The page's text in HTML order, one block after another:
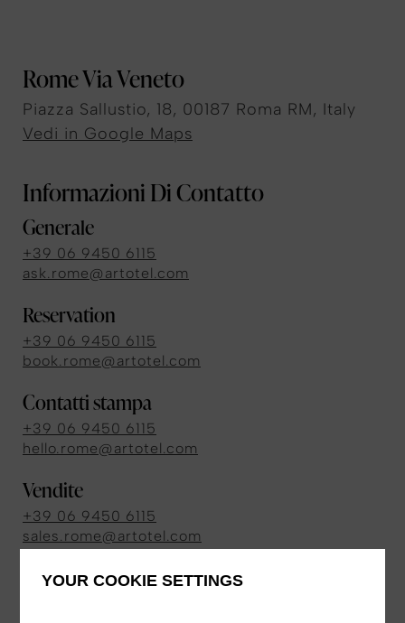
Rome Via Veneto
Piazza Sallustio, 18, 00187 Roma RM, Italy
Vedi in Google Maps
Informazioni Di Contatto
Generale
+39 06 9450 6115
ask.rome@artotel.com
Reservation
+39 06 9450 6115
book.rome@artotel.com
Contatti stampa
+39 06 9450 6115
hello.rome@artotel.com
Vendite
+39 06 9450 6115
sales.rome@artotel.com
Events
YOUR COOKIE SETTINGS